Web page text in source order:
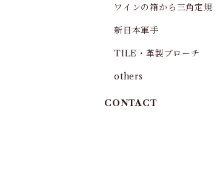
ワインの箱から三角定規
新日本軍手
TILE・革製ブローチ
others
CONTACT